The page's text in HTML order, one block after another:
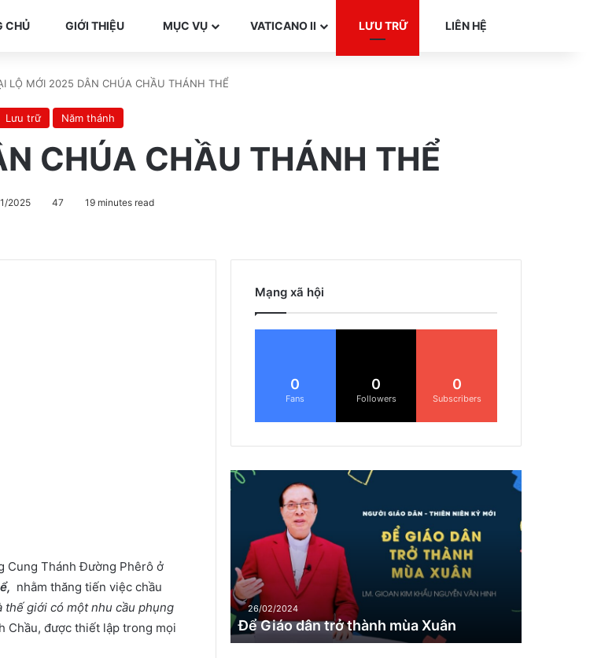
CHỦ GIỚI THIỆU MỤC VỤ VATICANO II LƯU TRỮ LIÊN HỆ
LỘ MỚI 2025 DÂN CHÚA CHẦU THÁNH THỂ
Lưu trữ Năm thánh
CHÚA CHẦU THÁNH THỂ
2025 47 19 minutes read
Cung Thánh Đường Phêrô ở
nhằm thăng tiến việc chầu
thế giới có một nhu cầu phụng
Chầu, được thiết lập trong mọi
Mạng xã hội
0
Fans
0
Followers
0
Subscribers
Đ
ể
d
â
n
t
r
26/02/2024
Để Giáo dân trở thành mùa Xuân